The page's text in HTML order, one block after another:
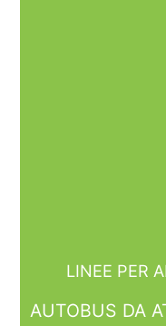
LINEE PER
AUTOBUS DA